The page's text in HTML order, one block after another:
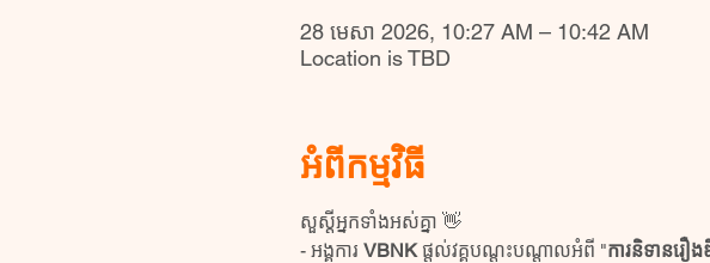
28 មេសា 2026, 10:27 AM – 10:42 AM
Location is TBD
អំពីកម្មវិធី
សួស្ដីអ្នកទាំងអស់គ្នា 👋
- អង្គការ VBNK ផ្តល់វគ្គបណ្តុះបណ្តាលអំពី "ការនិទានរ